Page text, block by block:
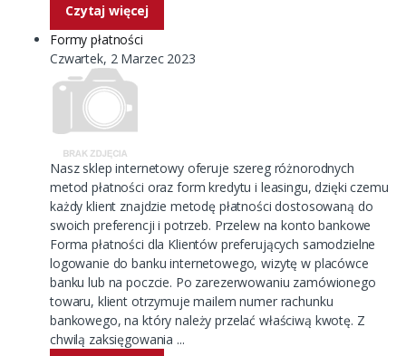
Czytaj więcej
Formy płatności
Czwartek, 2 Marzec 2023
Nasz sklep internetowy oferuje szereg różnorodnych
metod płatności oraz form kredytu i leasingu, dzięki czemu
każdy klient znajdzie metodę płatności dostosowaną do
swoich preferencji i potrzeb. Przelew na konto bankowe
Forma płatności dla Klientów preferujących samodzielne
logowanie do banku internetowego, wizytę w placówce
banku lub na poczcie. Po zarezerwowaniu zamówionego
towaru, klient otrzymuje mailem numer rachunku
bankowego, na który należy przelać właściwą kwotę. Z
chwilą zaksięgowania ...